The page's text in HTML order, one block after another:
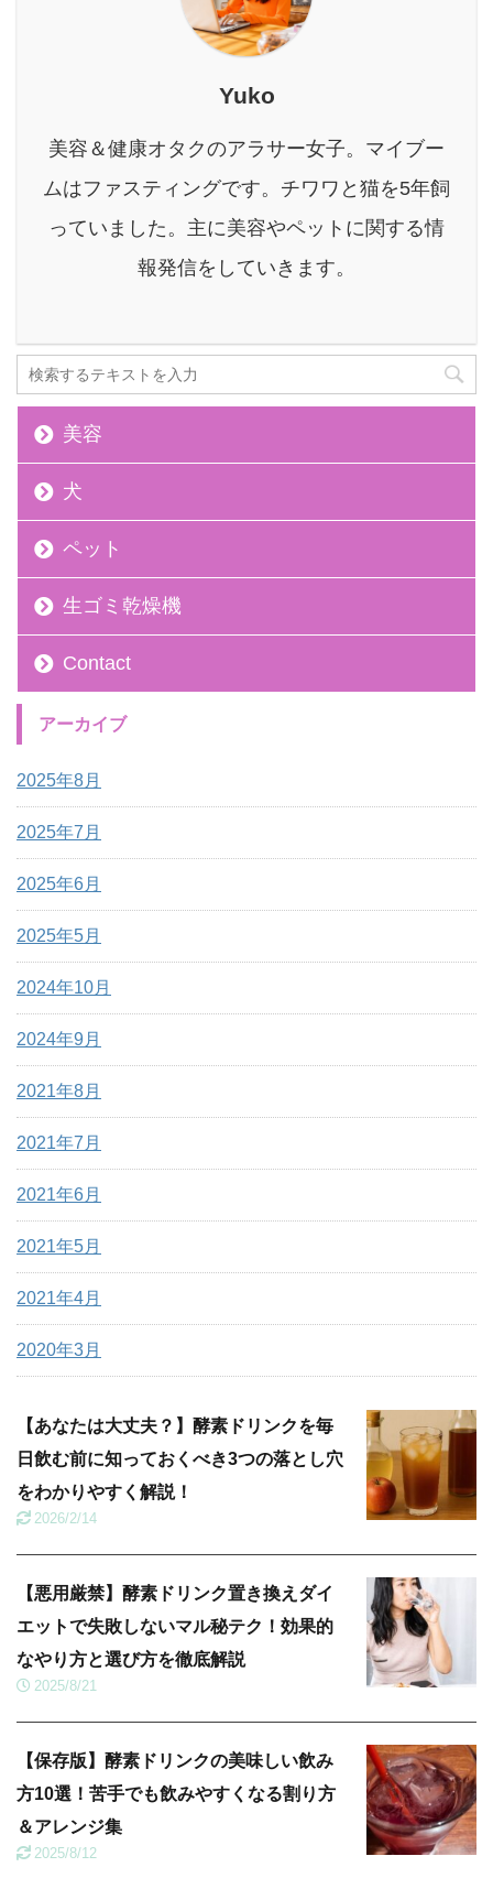
っぱり「お腹すいた」と
いう空腹感ではないでし
ょうか。 この空腹感をど
う乗り越えるかを知って
はもっと身近で、無理な
ます。 本記事では、なぜ
お腹がすくのか、どうす
か、そして安全にファス
...
Yuko
美容＆健康オタクのアラサー女子。マイブー
ムはファスティングです。チワワと猫を5年飼
っていました。主に美容やペットに関する情
報発信をしていきます。
美容
犬
ペット
生ゴミ乾燥機
Contact
アーカイブ
2025年8月
2025年7月
2025年6月
2025年5月
2024年10月
2024年9月
2021年8月
2021年7月
2021年6月
2021年5月
2021年4月
2020年3月
【あなたは大丈夫？】酵素ドリンクを毎
日飲む前に知っておくべき3つの落とし穴
をわかりやすく解説！
2026/2/14
【悪用厳禁】酵素ドリンク置き換えダイ
エットで失敗しないマル秘テク！効果的
なやり方と選び方を徹底解説
2025/8/21
【保存版】酵素ドリンクの美味しい飲み
方10選！苦手でも飲みやすくなる割り方
＆アレンジ集
2025/8/12